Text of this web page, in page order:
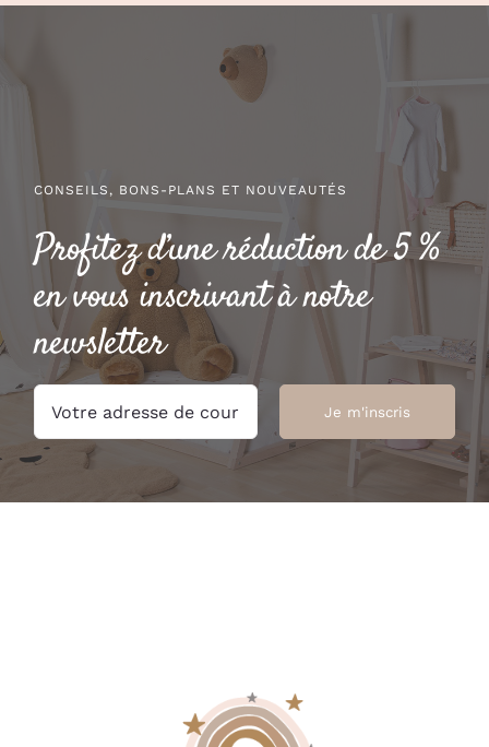
49.00 €
CONSEILS, BONS-PLANS ET NOUVEAUTÉS
Profitez d’une réduction de 5 %
en vous inscrivant à notre
newsletter